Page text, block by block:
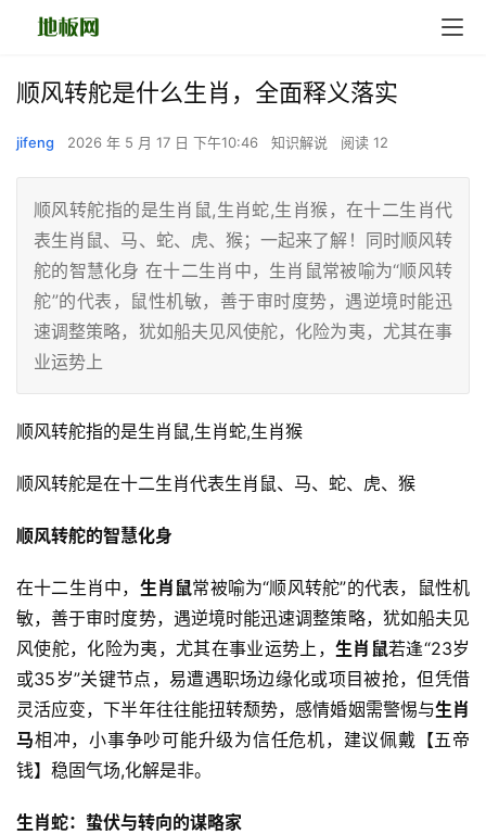
顺风转舵是什么生肖，全面释义落实
jifeng 2026 年 5 月 17 日 下午10:46 知识解说 阅读 12
顺风转舵指的是生肖鼠,生肖蛇,生肖猴，在十二生肖代
表生肖鼠、马、蛇、虎、猴；一起来了解！同时顺风转
舵的智慧化身 在十二生肖中，生肖鼠常被喻为“顺风转
舵”的代表，鼠性机敏，善于审时度势，遇逆境时能迅
速调整策略，犹如船夫见风使舵，化险为夷，尤其在事
业运势上
顺风转舵指的是生肖鼠,生肖蛇,生肖猴
顺风转舵是在十二生肖代表生肖鼠、马、蛇、虎、猴
顺风转舵的智慧化身
在十二生肖中， 生肖鼠常被喻为“顺风转舵”的代表，鼠性机
敏，善于审时度势，遇逆境时能迅速调整策略，犹如船夫见
风使舵，化险为夷，尤其在事业运势上， 生肖鼠若逢“23岁
或35岁”关键节点，易遭遇职场边缘化或项目被抢，但凭借
灵活应变，下半年往往能扭转颓势，感情婚姻需警惕与生肖
马相冲，小事争吵可能升级为信任危机，建议佩戴【五帝
钱】稳固气场,化解是非。
生肖蛇：蛰伏与转向的谋略家